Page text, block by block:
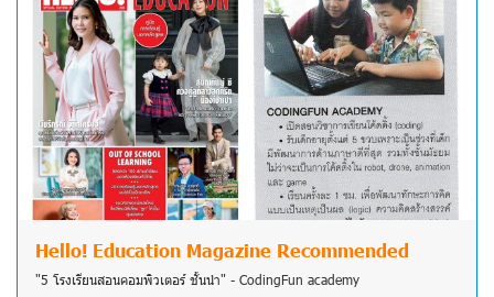
Hello! Education Magazine Recommended
"5 โรงเรียนสอนคอมพิวเตอร์ ชั้นนำ" - CodingFun academy